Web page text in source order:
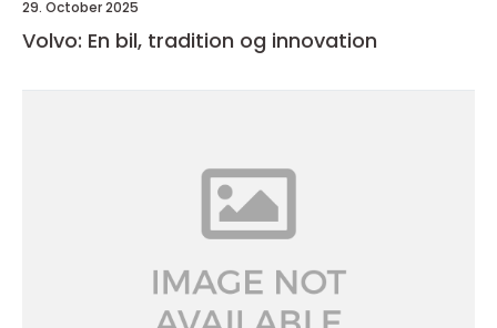
29. October 2025
Volvo: En bil, tradition og innovation